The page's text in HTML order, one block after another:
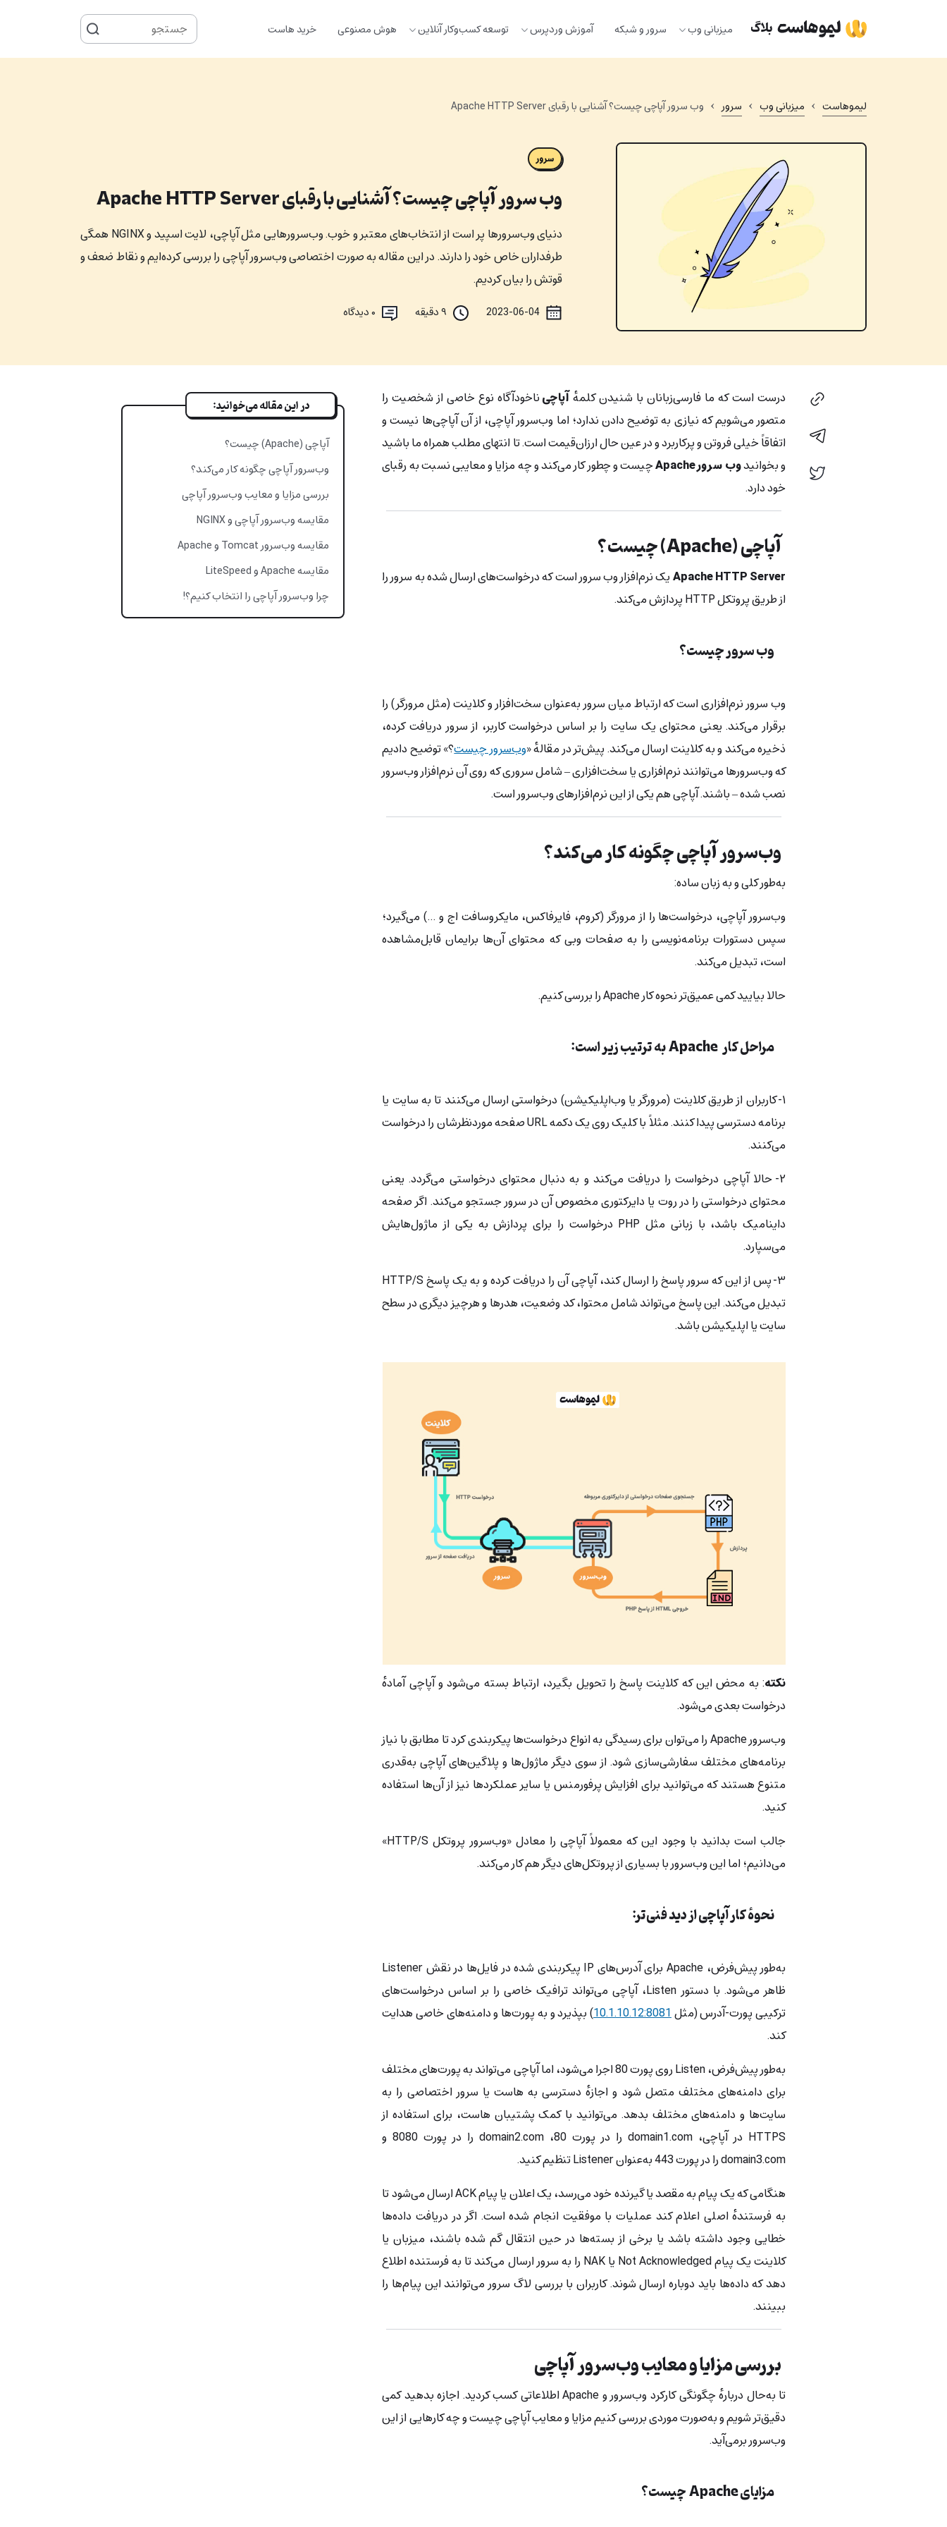
میزبانی وب سرور و شبکه آموزش وردپرس توسعه کسب‌وکار آنلاین هوش مصنوعی خرید هاست
جستجو
برای
لیموهاست › میزبانی وب › سرور › وب سرور آپاچی چیست؟ آشنایی با رقبای Apache HTTP Server
سرور
وب سرور آپاچی چیست؟ آشنایی با رقبای Apache HTTP Server
دنیای وب‌سرورها پر است از انتخاب‌های معتبر و خوب. وب‌سرورهایی مثل آپاچی، لایت اسپید و NGINX همگی
طرفداران خاص خود را دارند. در این مقاله به صورت اختصاصی وب‌سرور آپاچی را بررسی کرده‌ایم و نقاط ضعف و
قوتش را بیان کردیم.
دیدگاه
درست است که ما فارسی‌زبانان با شنیدن کلمهٔآپاچیناخودآگاه نوع خاصی از شخصیت را
متصور می‌شویم که نیازی به توضیح دادن ندارد؛ اما وب‌سرور آپاچی، از آن آپاچی‌ها نیست و
اتفاقاً خیلی فروتن و پرکاربرد و در عین حال ارزان‌قیمت است. تا انتهای مطلب همراه ما باشید
و بخوانیدوب سرور Apache
چیست و چطور کار می‌کند و چه مزایا و معایبی نسبت به رقبای
خود دارد.
آپاچی (Apache) چیست؟
Apache HTTP Serverیک نرم‌افزار وب سرور است که درخواست‌های ارسال شده به سرور را
از طریق پروتکل HTTP پردازش می‌کند.
وب سرور چیست؟
وب سرور نرم‌افزاری است که ارتباط میان سرور به‌عنوان سخت‌افزار و کلاینت (مثل مرورگر) را
برقرار می‌کند. یعنی محتوای یک سایت را بر اساس درخواست کاربر، از سرور دریافت کرده،
ذخیره می‌کند و به کلاینت ارسال می‌کند. پیش‌تر در مقالهٔ «وب‌سرور چیست؟» توضیح دادیم
که وب‌سرورها می‌توانند نرم‌افزاری یا سخت‌افزاری – شامل سروری که روی آن نرم‌افزار وب‌سرور
نصب شده – باشند. آپاچی هم یکی از این نرم‌افزارهای وب‌سرور است.
وب‌سرور آپاچی چگونه کار می‌کند؟
به‌طور کلی و به زبان ساده:
وب‌سرور آپاچی، درخواست‌ها را از مرورگر (کروم، فایرفاکس، مایکروسافت اج و …) می‌گیرد؛
سپس دستورات برنامه‌نویسی را به صفحات وبی که محتوای آن‌ها برایمان قابل‌مشاهده
است، تبدیل می‌کند.
حالا بیایید کمی عمیق‌تر نحوه کار Apache را بررسی کنیم.
مراحل کار Apache به ترتیب زیر است:
۱- کاربران از طریق کلاینت (مرورگر یا وب‌اپلیکیشن) درخواستی ارسال می‌کنند تا به سایت یا
برنامه دسترسی پیدا کنند. مثلاً با کلیک روی یک دکمه URL صفحه موردنظرشان را درخواست
می‌کنند.
۲- حالا آپاچی درخواست را دریافت می‌کند و به دنبال محتوای درخواستی می‌گردد. یعنی
محتوای درخواستی را در روت یا دایرکتوری مخصوص آن در سرور جستجو می‌کند. اگر صفحه
داینامیک باشد، با زبانی مثل PHP درخواست را برای پردازش به یکی از ماژول‌هایش
می‌سپارد.
۳- پس از این که سرور پاسخ را ارسال کند، آپاچی آن را دریافت کرده و به یک پاسخ HTTP/S
تبدیل می‌کند. این پاسخ می‌تواند شامل محتوا، کد وضعیت، هدرها و هرچیز دیگری در سطح
سایت یا اپلیکیشن باشد.
نکته: به محض این که کلاینت پاسخ را تحویل بگیرد، ارتباط بسته می‌شود و آپاچی آمادهٔ
درخواست بعدی می‌شود.
وب‌سرور Apache را می‌توان برای رسیدگی به انواع درخواست‌ها پیکربندی کرد تا مطابق با نیاز
برنامه‌های مختلف سفارشی‌سازی شود. از سوی دیگر ماژول‌ها و پلاگین‌های آپاچی به‌قدری
متنوع هستند که می‌توانید برای افزایش پرفورمنس یا سایر عملکردها نیز از آن‌ها استفاده
کنید.
جالب است بدانید با وجود این که معمولاً آپاچی را معادل «وب‌سرور پروتکل HTTP/S»
می‌دانیم؛ اما این وب‌سرور با بسیاری از پروتکل‌های دیگر هم کار می‌کند.
نحوهٔ کار آپاچی از دید فنی‌تر:
به‌طور پیش‌فرض، Apache برای آدرس‌های IP پیکربندی شده در فایل‌ها در نقش Listener
ظاهر می‌شود. با دستور Listen، آپاچی می‌تواند ترافیک خاصی را بر اساس درخواست‌های
ترکیبی پورت-آدرس (مثل10.1.10.12:8081) بپذیرد و به پورت‌ها و دامنه‌های خاصی هدایت
کند.
به‌طور پیش‌فرض، Listen روی پورت 80 اجرا می‌شود، اما آپاچی می‌تواند به پورت‌های مختلف
برای دامنه‌های مختلف متصل شود و اجازهٔ دسترسی به هاست یا سرور اختصاصی را به
سایت‌ها و دامنه‌های مختلف بدهد. می‌توانید با کمک پشتیبان هاست، برای استفاده از
HTTPS در آپاچی، domain1.com را در پورت 80، domain2.com را در پورت 8080 و
domain3.com را در پورت 443 به‌عنوان Listener تنظیم کنید.
هنگامی که یک پیام به مقصد یا گیرنده خود می‌رسد، یک اعلان یا پیام ACK ارسال می‌شود تا
به‌ فرستندهٔ اصلی اعلام کند عملیات با موفقیت انجام شده است. اگر در دریافت داده‌ها
خطایی وجود داشته باشد یا برخی از بسته‌ها در حین انتقال گم شده باشند، میزبان یا
کلاینت یک پیام Not Acknowledged یا NAK را به سرور ارسال می‌کند تا به فرستنده اطلاع
دهد که داده‌ها باید دوباره ارسال شوند. کاربران با بررسی لاگ سرور می‌توانند این پیام‌ها را
ببینند.
بررسی مزایا و معایب وب‌سرور آپاچی
تا به‌حال دربارهٔ چگونگی کارکرد وب‌سرور و Apache اطلاعاتی کسب کردید. اجازه بدهید کمی
دقیق‌تر شویم و به‌صورت موردی بررسی کنیم مزایا و معایب آپاچی چیست و چه کارهایی از این
وب‌سرور برمی‌آید.
مزایای Apache چیست؟
در این مقاله می‌خوانید:
آپاچی (Apache) چیست؟
وب‌سرور آپاچی چگونه کار می‌کند؟
بررسی مزایا و معایب وب‌سرور آپاچی
مقایسه وب‌سرور آپاچی و NGINX
مقایسه وب‌سرور Tomcat و Apache
مقایسه Apache و LiteSpeed
چرا وب‌سرور آپاچی را انتخاب کنیم؟!